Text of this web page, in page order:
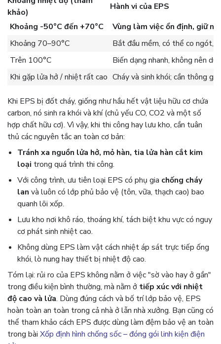
khảo)
Hành vi của EPS
Khoảng -50°C đến +70°C
Vùng làm việc ổn định, giữ
Khoảng 70–90°C
Bắt đầu mềm, có thể co ngót,
Trên 100°C
Biến dạng nhanh, không nên
Khi gặp lửa hở / nhiệt rất cao Cháy và sinh khói; cần thông
Khi EPS bị đốt cháy, giống như hầu hết vật liệu hữu cơ chứa
carbon, nó sinh ra khói và khí (chủ yếu CO, CO2 và một số
hợp chất hữu cơ). Vì vậy, khi thi công hay lưu kho, cần tuân
thủ các nguyên tắc an toàn cơ bản:
Tránh xa nguồn lửa hở, mỏ hàn, tia lửa hàn cắt kim
loại trong quá trình thi công.
Với công trình, ưu tiên loại EPS có phụ gia chống cháy
lan và luôn có lớp phủ bảo vệ (tôn, vữa, thạch cao) bao
quanh lõi xốp.
Lưu kho nơi khô ráo, thoáng khí, tách biệt khu vực có nguy
cơ phát sinh nhiệt cao.
Không dùng EPS làm vật cách nhiệt áp sát trực tiếp ống
khói, lò nung hay thiết bị nhiệt độ cao.
Tóm lại: rủi ro của EPS không nằm ở việc "sờ vào hay ở gần"
trong điều kiện bình thường, mà nằm ở tiếp xúc với nhiệt
độ cao và lửa. Dùng đúng cách và bố trí lớp bảo vệ, EPS
hoàn toàn an toàn trong cả nhà ở lẫn nhà xưởng. Bạn cũng có
thể tham khảo cách EPS được dùng làm đệm bảo vệ an toàn
trong bài Xốp định hình chống sốc – đóng gói linh kiện điện